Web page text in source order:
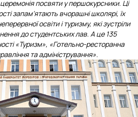
посвяти у першокурсники. Ці
запам’ятають вчорашні школярі, їх
освіти і туризму, які зустріли
до студентських лав. А це 135
«Туризм», «Готельно-ресторанна
та адміністрування».